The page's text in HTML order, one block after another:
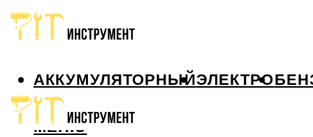
АККУМУЛЯТОРНЫЙЭЛЕКТРО
МЕНЮ